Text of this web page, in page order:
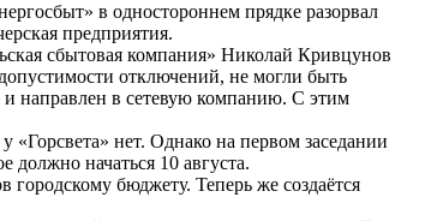
в одностороннем прядке разорвал
предприятия.
сбытовая компания» Николай Кривцунов
отключений, не могли быть
и направлен в сетевую компанию. С этим
«Горсвета» нет. Однако на первом заседании
начаться 10 августа.
бюджету. Теперь же создаётся